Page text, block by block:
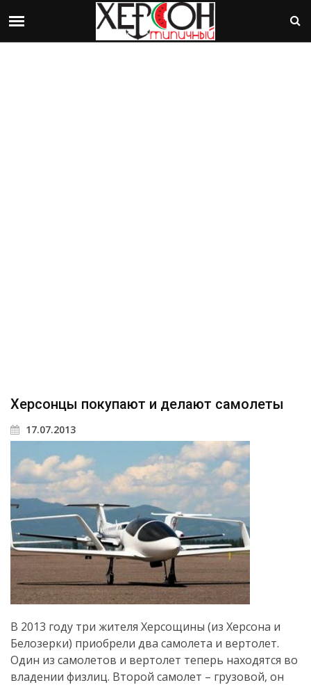
Херсонцы покупают и делают самолеты
17.07.2013
В 2013 году три жителя Херсощины (из Херсона и
Белозерки) приобрели два самолета и вертолет.
Один из самолетов и вертолет теперь находятся во
владении физлиц. Второй самолет – грузовой, он